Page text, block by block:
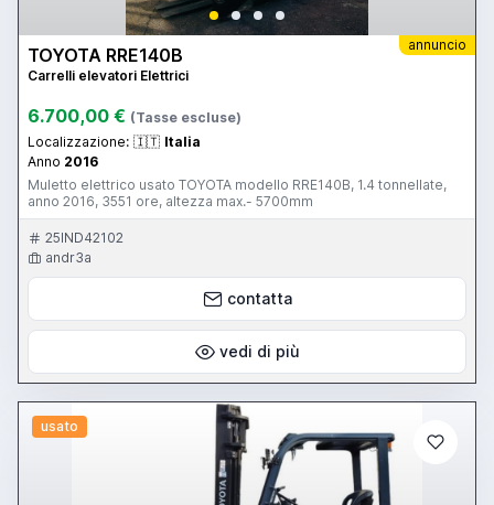
annuncio
TOYOTA RRE140B
Carrelli elevatori Elettrici
6.700,00 € (Tasse escluse)
Localizzazione: 🇮🇹 Italia
Anno 2016
Muletto elettrico usato TOYOTA modello RRE140B, 1.4 tonnellate,
anno 2016, 3551 ore, altezza max.- 5700mm
25IND42102
andr3a
contatta
vedi di più
usato